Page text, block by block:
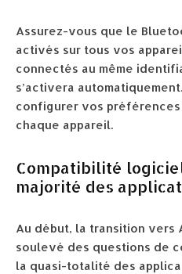
Assurez-vous que le
activés sur tous vos
connectés au même
s’activera
configurer vos
chaque appareil.
Compatibilité
majorité des
Au début, la transition vers
soulevé des questions de
la quasi-totalité des